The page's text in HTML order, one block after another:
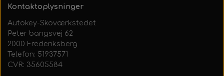
Kontaktoplysninger
Autokey-Skoværkstedet
Peter bangsvej 62
2000 Frederiksberg
Telefon: 51937571
CVR: 35605584